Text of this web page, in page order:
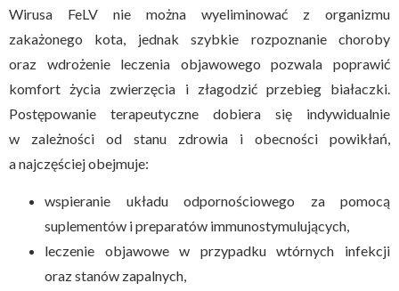
Wirusa FeLV nie można wyeliminować z organizmu
zakażonego kota, jednak szybkie rozpoznanie choroby
oraz wdrożenie leczenia objawowego pozwala poprawić
komfort życia zwierzęcia i złagodzić przebieg białaczki.
Postępowanie terapeutyczne dobiera się indywidualnie
w zależności od stanu zdrowia i obecności powikłań,
a najczęściej obejmuje:
wspieranie układu odpornościowego za pomocą
suplementów i preparatów immunostymulujących,
leczenie objawowe w przypadku wtórnych infekcji
oraz stanów zapalnych,